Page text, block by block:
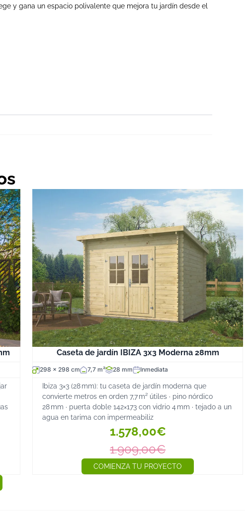
y gana un espacio polivalente que mejora tu jardín desde el
Caseta de jardín IBIZA 3x3 Moderna 28mm
298 x 298 cm 7,7 m² 28 mm Inmediata
Ibiza 3×3 (28 mm): tu caseta de jardín moderna que
convierte metros en orden 7,7 m² útiles · pino nórdico
28 mm · puerta doble 142×173 con vidrio 4 mm · tejado a un
agua en tarima con impermeabiliz
1.578,00€
1.909,00€
COMIENZA TU PROYECTO